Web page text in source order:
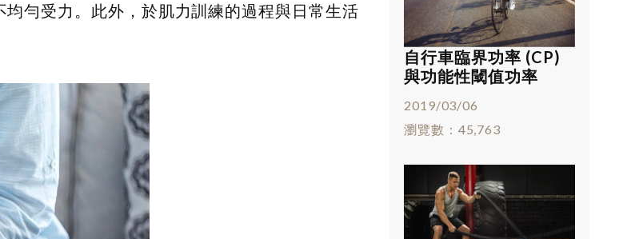
勻受力。此外，於肌力訓練的過程與日常生活
自行車臨界功率 (CP)
與功能性閾值功率
2019/03/06
瀏覽數
45,763